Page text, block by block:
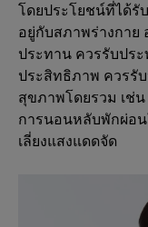
โดยประโยชน์ที่ได้รั
อยู่กับสภาพร่างกาย
ประทาน ควรรับประ
ประสิทธิภาพ ควรรั
สุขภาพโดยรวม เช่
การนอนหลับพักผ่อน
เลี่ยงแสงแดดจัด